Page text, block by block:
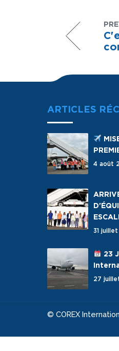
ARTICLES
4 août
31
23
27
© COREX